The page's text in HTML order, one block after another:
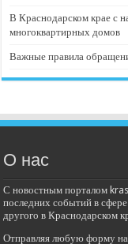
В Краснодарском крае с
многоквартирных домов
Важные правила
О нас
С новостным порталом
последних событий в
другого в Краснодарском
Отправляя любую форму на